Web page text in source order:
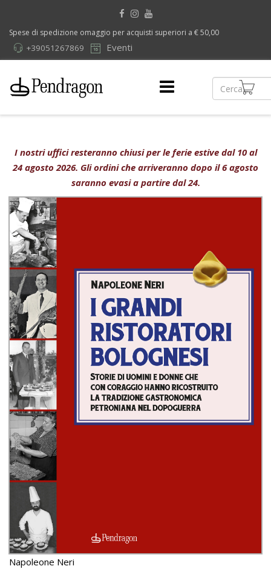
Spese di spedizione omaggio per acquisti superiori a € 50,00
Eventi
+39051267869
I nostri uffici resteranno chiusi per le ferie estive dal 10 al
24 agosto 2026. Gli ordini che arriveranno dopo il 6 agosto
saranno evasi a partire dal 24.
Napoleone Neri